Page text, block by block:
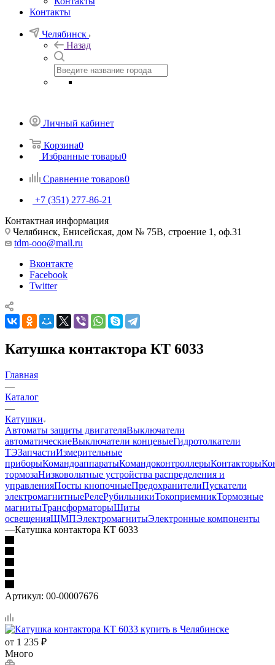
Контакты
Челябинск
Назад
Личный кабинет
Корзина0
Избранные товары0
Сравнение товаров0
+7 (351) 277-86-21
Контактная информация
Челябинск, Енисейская, дом № 75В, строение 1, оф.31
tdm-ooo@mail.ru
Вконтакте
Facebook
Twitter
Катушка контактора КТ 6033
Главная
—
Каталог
—
Катушки
Автоматы защиты двигателяВыключатели
автоматическиеВыключатели концевыеГидротолкатели
ТЭЗапчастиИзмерительные
приборыКомандоаппаратыКомандоконтроллерыКонтакторы
тормозаНизковольтные устройства распределения и
управленияПосты кнопочныеПредохранителиПускатели
электромагнитныеРелеРубильникиТокоприемникТормозные
магнитыТрансформаторыЩиты
освещенияЩМПЭлектромагнитыЭлектронные компоненты
—Катушка контактора КТ 6033
Артикул: 00-00007676
от 1 235 ₽
Много